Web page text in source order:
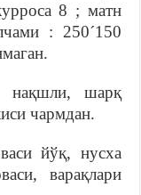
8 ; матн
: 250´150
нақшли, шарқ
чармдан.
йўқ, нусха
варақлари